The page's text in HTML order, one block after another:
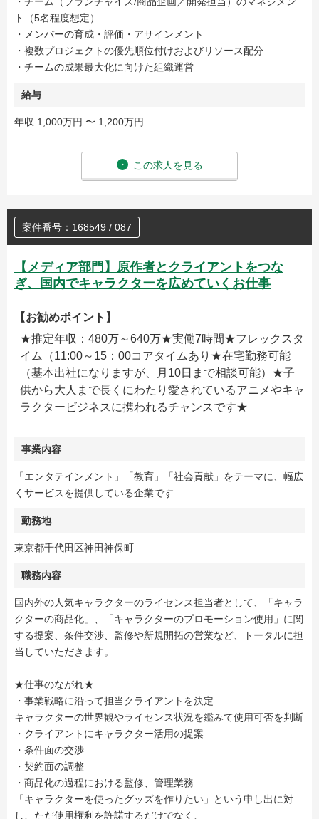
ト（5名程度想定）
・メンバーの育成・評価・アサインメント
・複数プロジェクトの優先順位付けおよびリソース配分
・チームの成果最大化に向けた組織運営
給与
年収 1,000万円 〜 1,200万円
この求人を見る
案件番号：168549 / 087
【メディア部門】原作者とクライアントをつな
ぎ、国内でキャラクターを広めていくお仕事
【お勧めポイント】
★推定年収：480万～640万★実働7時間★フレックスタ
イム（11:00～15：00コアタイムあり★在宅勤務可能
（基本出社になりますが、月10日まで相談可能）★子
供から大人まで長くにわたり愛されているアニメやキャ
ラクタービジネスに携われるチャンスです★
事業内容
「エンタテインメント」「教育」「社会貢献」をテーマに、幅広
くサービスを提供している企業です
勤務地
東京都千代田区神田神保町
職務内容
国内外の人気キャラクターのライセンス担当者として、「キャラ
クターの商品化」、「キャラクターのプロモーション使用」に関
する提案、条件交渉、監修や新規開拓の営業など、トータルに担
当していただきます。
★仕事のながれ★
・事業戦略に沿って担当クライアントを決定
キャラクターの世界観やライセンス状況を鑑みて使用可否を判断
・クライアントにキャラクター活用の提案
・条件面の交渉
・契約面の調整
・商品化の過程における監修、管理業務
「キャラクターを使ったグッズを作りたい」という申し出に対
し、ただ使用権利を許諾するだけでなく、